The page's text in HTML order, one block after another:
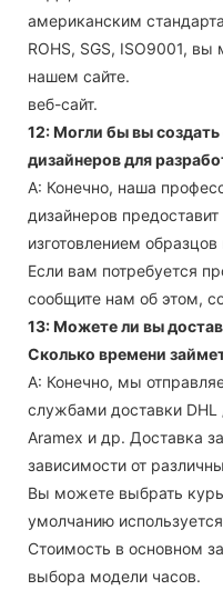
американским
ROHS, SGS, ISO9001,
нашем сайте.
веб-сайт.
12: Могли бы вы
дизайнеров для
А: Конечно, наша
дизайнеров
изготовлением
Если вам потребуется
сообщите нам об этом,
13: Можете ли вы
Сколько времени
А: Конечно, мы
службами доставки DHL
Aramex и др. Доставка
зависимости от
Вы можете выбрать
умолчанию
Стоимость в основном
выбора модели часов.